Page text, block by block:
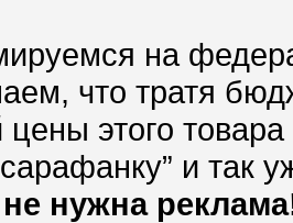
на
что тратя
цены этого
и так
не нужна